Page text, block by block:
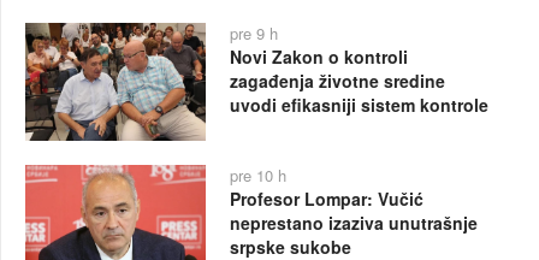
pre 9 h
Novi Zakon o kontroli
zagađenja životne sredine
uvodi efikasniji sistem kontrole
pre 10 h
Profesor Lompar: Vučić
neprestano izaziva unutrašnje
srpske sukobe